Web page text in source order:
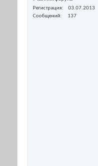
Регистрация
03.07.2013
Сообщений
137